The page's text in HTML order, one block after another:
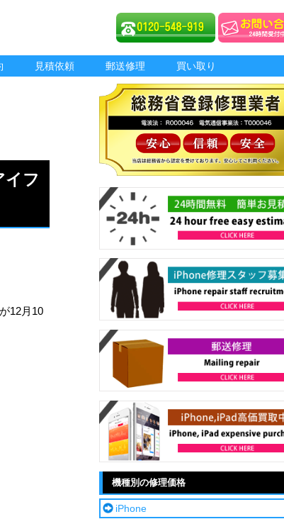
見積依頼 郵送修理 買い取り
イフ
12月10
機種別の修理価格
iPhone